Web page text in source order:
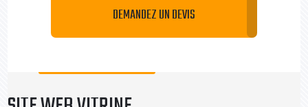
DEMANDEZ UN DEVIS